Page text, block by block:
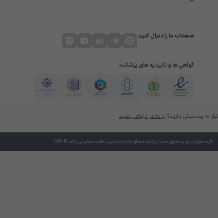
صفحات ما را دنبال کنید:
گواهی ها و تاییدیه های پزشکت:
نیاز به پشتیبانی دارید؟ با ما در ارتباط باشید.
کلیه حقوق مادی و معنوی سایت پزشکت متعلق به شرکت تدبیر سلامت مرهم می باشد.© 1404